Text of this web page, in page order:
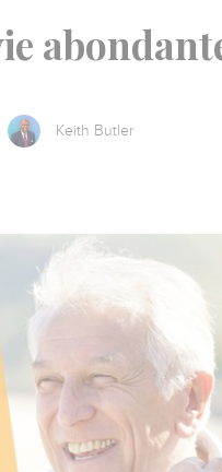
Keith Butler